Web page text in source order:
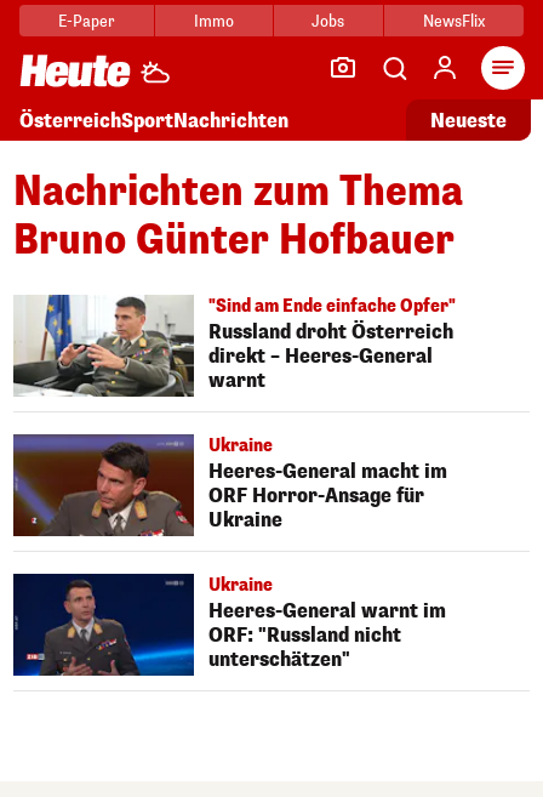
E-Paper Immo Jobs NewsFlix
ÖsterreichSportNachrichten Neueste
Nachrichten zum Thema
Bruno Günter Hofbauer
"Sind am Ende einfache Opfer"
Russland droht Österreich
direkt – Heeres-General
warnt
Ukraine
Heeres-General macht im
ORF Horror-Ansage für
Ukraine
Ukraine
Heeres-General warnt im
ORF: "Russland nicht
unterschätzen"